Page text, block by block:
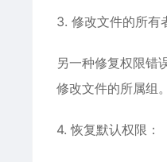
3. 修改文件的所有
另一种修复权限错
修改文件的所属组
4. 恢复默认权限：